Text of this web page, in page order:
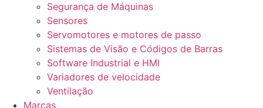
Segurança de Máquinas
Sensores
Servomotores e motores de passo
Sistemas de Visão e Códigos de Barras
Software Industrial e HMI
Variadores de velocidade
Ventilação
Marcas